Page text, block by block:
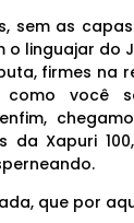
sem as
o linguajar do
firmes na
você
da Xapuri
que por